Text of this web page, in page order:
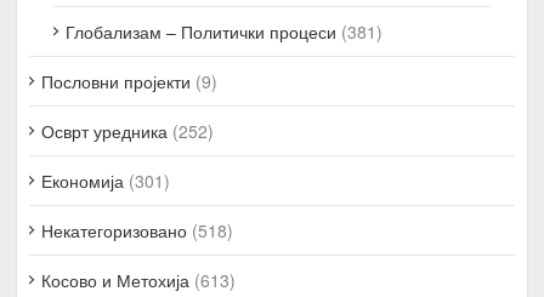
Глобализам – Политички процеси (381)
Пословни пројекти (9)
Осврт уредника (252)
Економија (301)
Некатегоризовано (518)
Косово и Метохија (613)